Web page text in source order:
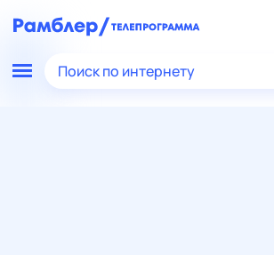
Поиск по интернету